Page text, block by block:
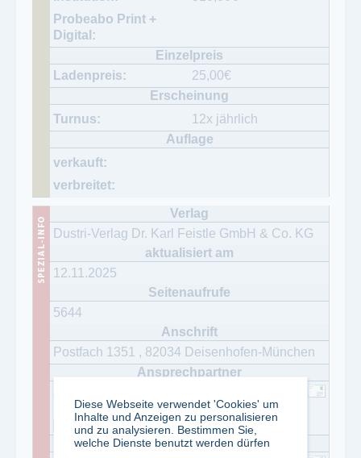
25,00€
12x jährlich
Dustri-Verlag Dr. Karl Feistle GmbH & Co. KG
12.11.2025
5644
Postfach 1351 , 82034 Deisenhofen-München
+49-(0)89 - 61 38 61-0
+49-(0)89-613 54 12
Diese Webseite verwendet 'Cookies' um
Inhalte und Anzeigen zu personalisieren
und zu analysieren. Bestimmen Sie,
welche Dienste benutzt werden dürfen